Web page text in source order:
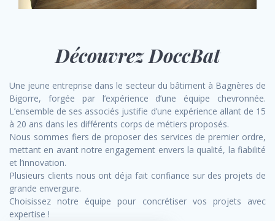
Découvrez DoccBat
Une jeune entreprise dans le secteur du bâtiment à Bagnères de
Bigorre, forgée par l’expérience d’une équipe chevronnée.
L’ensemble de ses associés justifie d’une expérience allant de 15
à 20 ans dans les différents corps de métiers proposés.
Nous sommes fiers de proposer des services de premier ordre,
mettant en avant notre engagement envers la qualité, la fiabilité
et l’innovation.
Plusieurs clients nous ont déja fait confiance sur des projets de
grande envergure.
Choisissez notre équipe pour concrétiser vos projets avec
expertise !